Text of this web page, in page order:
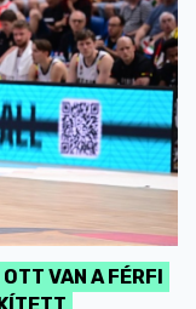
VAN A FÉRFI